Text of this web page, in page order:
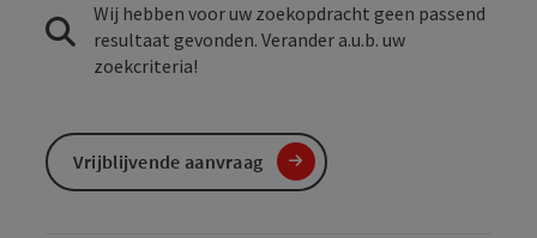
Wij hebben voor uw zoekopdracht geen passend
resultaat gevonden. Verander a.u.b. uw
zoekcriteria!
Vrijblijvende aanvraag